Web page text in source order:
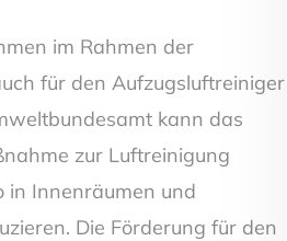
im Rahmen der
für den Aufzugsluftreiniger
kann das
zur Luftreinigung
in Innenräumen und
Die Förderung für den